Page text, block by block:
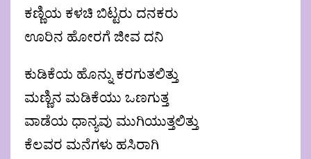
ಕಣ್ಣಿಯ ಕಳಚಿ ಬಿಟ್ಟರು ದನಕರು
ಊರಿನ ಹೋರಗೆ ಜೀವ ದನಿ
ಕುಡಿಕೆಯ ಹೊನ್ನು ಕರಗುತಲಿತ್ತು
ಮಣ್ಣಿನ ಮಡಿಕೆಯು ಒಣಗುತ್ತ
ವಾಡೆಯ ಧಾನ್ಯವು ಮುಗಿಯುತ್ತಲಿತ್ತು
ಕೆಲವರ ಮನೆಗಳು ಹಸಿರಾಗಿ